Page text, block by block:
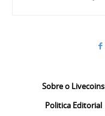
Sobre o Livecoins
Politica Editorial